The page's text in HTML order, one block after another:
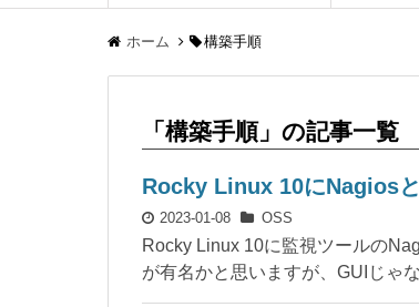
ホーム 構築手順
「構築手順」の記事一覧
Rocky Linux 10にNagios
2023-01-08 OSS
Rocky Linux 10に監視ツールの
が有名かと思いますが、GUIじゃ